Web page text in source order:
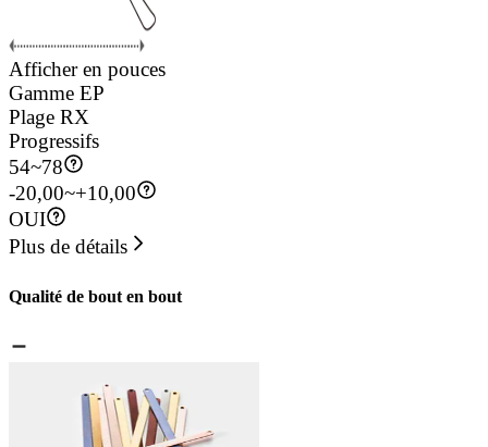
Afficher en pouces
Gamme EP
Plage RX
Progressifs
54~78
-20,00~+10,00
OUI
Plus de détails
Qualité de bout en bout